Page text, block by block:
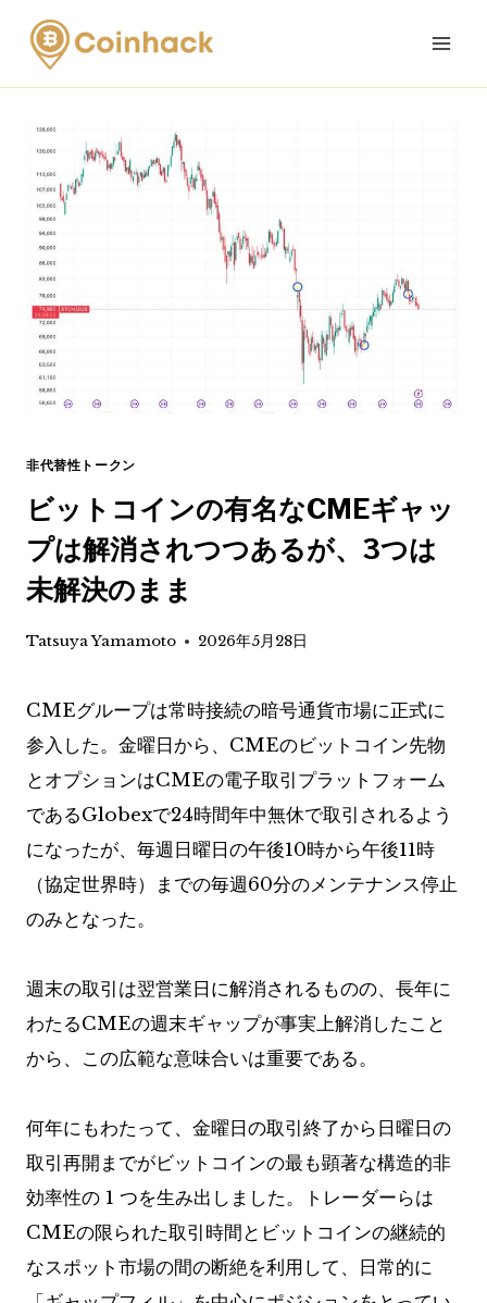
Skip
content
非代替性トークン
ビットコインの有名なCMEギャッ
プは解消されつつあるが、3つは
未解決のまま
Tatsuya Yamamoto 2026年5月28日
CMEグループは常時接続の暗号通貨市場に正式に
参入した。金曜日から、CMEのビットコイン先物
とオプションはCMEの電子取引プラットフォーム
であるGlobexで24時間年中無休で取引されるよう
になったが、毎週日曜日の午後10時から午後11時
（協定世界時）までの毎週60分のメンテナンス停止
のみとなった。
週末の取引は翌営業日に解消されるものの、長年に
わたるCMEの週末ギャップが事実上解消したこと
から、この広範な意味合いは重要である。
何年にもわたって、金曜日の取引終了から日曜日の
取引再開までがビットコインの最も顕著な構造的非
効率性の 1 つを生み出しました。トレーダーらは
CMEの限られた取引時間とビットコインの継続的
なスポット市場の間の断絶を利用して、日常的に